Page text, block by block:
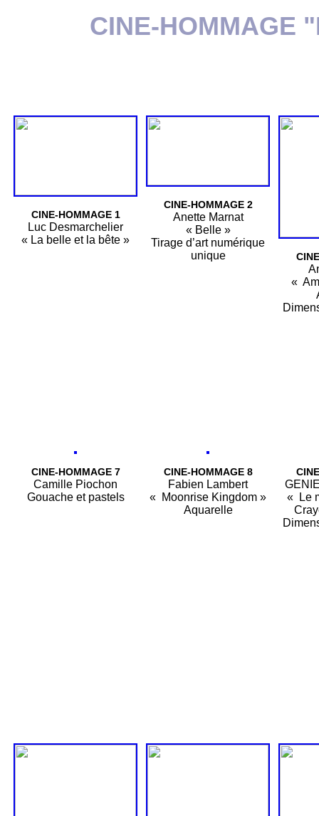
CINE-HOMMAGE
CINE-HOMMAGE 1
Luc Desmarchelier
« La belle et la bête »
CINE-HOMMAGE 2
Anette Marnat
« Belle »
Tirage d’art numérique
unique
«
CINE-HOMMAGE 7
Camille Piochon
Gouache et pastels
CINE-HOMMAGE 8
Fabien Lambert
« Moonrise Kingdom »
Aquarelle
« Le